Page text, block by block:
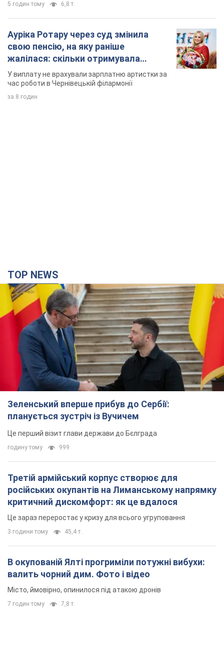
5 годин тому 6,8 т.
Ауріка Ротару через суд змінила
свою пенсію, на яку раніше
жалілася: скільки отримувала
співачка
У виплату не врахували зарплатню артистки за
час роботи в Чернівецькій філармонії
за 8 годин
TOP NEWS
Зеленський вперше прибув до Сербії:
планується зустріч із Вучичем
Це перший візит глави держави до Бєлграда
годину тому 999
Третій армійський корпус створює для
російських окупантів на Лиманському напрямку
критичний дискомфорт: як це вдалося
Це зараз переростає у кризу для всього угруповання
3 години тому 45,4 т.
В окупованій Ялті прогриміли потужні вибухи:
валить чорний дим. Фото і відео
Місто, ймовірно, опинилося під атакою дронів
7 годин тому 7,8 т.